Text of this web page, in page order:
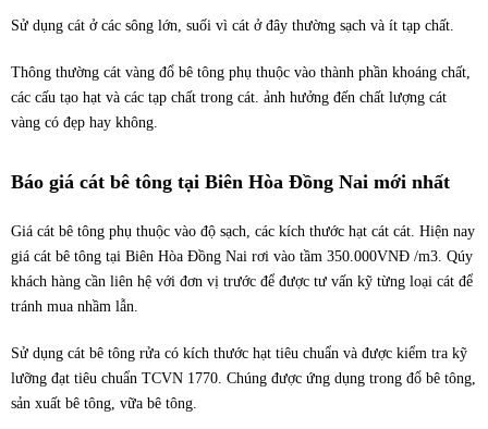
Sử dụng cát ở các sông lớn, suối vì cát ở đây thường sạch và ít tạp chất.
Thông thường cát vàng đổ bê tông phụ thuộc vào thành phần khoáng chất,
các cấu tạo hạt và các tạp chất trong cát. ảnh hưởng đến chất lượng cát
vàng có đẹp hay không.
Báo giá cát bê tông tại Biên Hòa Đồng Nai mới nhất
Giá cát bê tông phụ thuộc vào độ sạch, các kích thước hạt cát cát. Hiện nay
giá cát bê tông tại Biên Hòa Đồng Nai rơi vào tầm 350.000VNĐ /m3. Qúy
khách hàng cần liên hệ với đơn vị trước để được tư vấn kỹ từng loại cát để
tránh mua nhầm lẫn.
Sử dụng cát bê tông rửa có kích thước hạt tiêu chuẩn và được kiểm tra kỹ
lưỡng đạt tiêu chuẩn TCVN 1770. Chúng được ứng dụng trong đổ bê tông,
sản xuất bê tông, vữa bê tông.